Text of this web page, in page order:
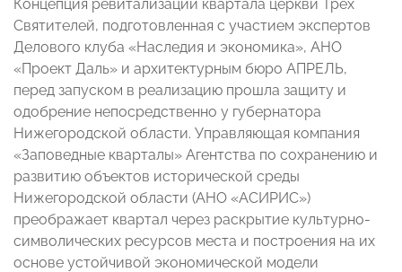
Концепция ревитализации квартала церкви Трех
Святителей, подготовленная с участием экспертов
Делового клуба «Наследия и экономика», АНО
«Проект Даль» и архитектурным бюро АПРЕЛЬ,
перед запуском в реализацию прошла защиту и
одобрение непосредственно у губернатора
Нижегородской области. Управляющая компания
«Заповедные кварталы» Агентства по сохранению и
развитию объектов исторической среды
Нижегородской области (АНО «АСИРИС»)
преображает квартал через раскрытие культурно-
символических ресурсов места и построения на их
основе устойчивой экономической модели